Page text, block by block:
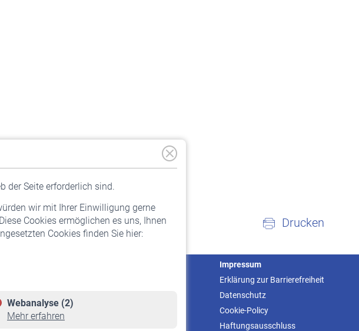
der Seite erforderlich sind.
wir mit Ihrer Einwilligung gerne
Cookies ermöglichen es uns, Ihnen
Cookies finden Sie hier:
Webanalyse (2)
Mehr erfahren
Drucken
Impressum
Erklärung zur Barrierefreiheit
Datenschutz
Cookie-Policy
Haftungsausschluss